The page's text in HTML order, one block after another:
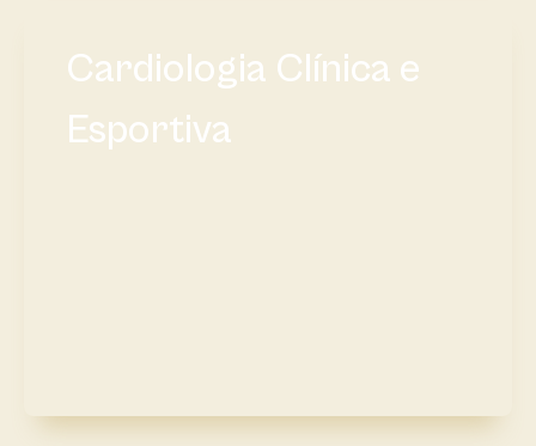
Cardiologia Clínica e
Esportiva